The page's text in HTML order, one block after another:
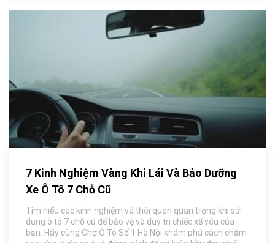
7 Kinh Nghiệm Vàng Khi Lái Và Bảo Dưỡng
Xe Ô Tô 7 Chỗ Cũ
Tìm hiểu các kinh nghiệm và thói quen quan trọng khi sử
dụng ô tô 7 chỗ cũ để bảo vệ và duy trì chiếc xế yêu của
bạn. Hãy cùng Chợ Ô Tô Số 1 Hà Nội khám phá cách chăm